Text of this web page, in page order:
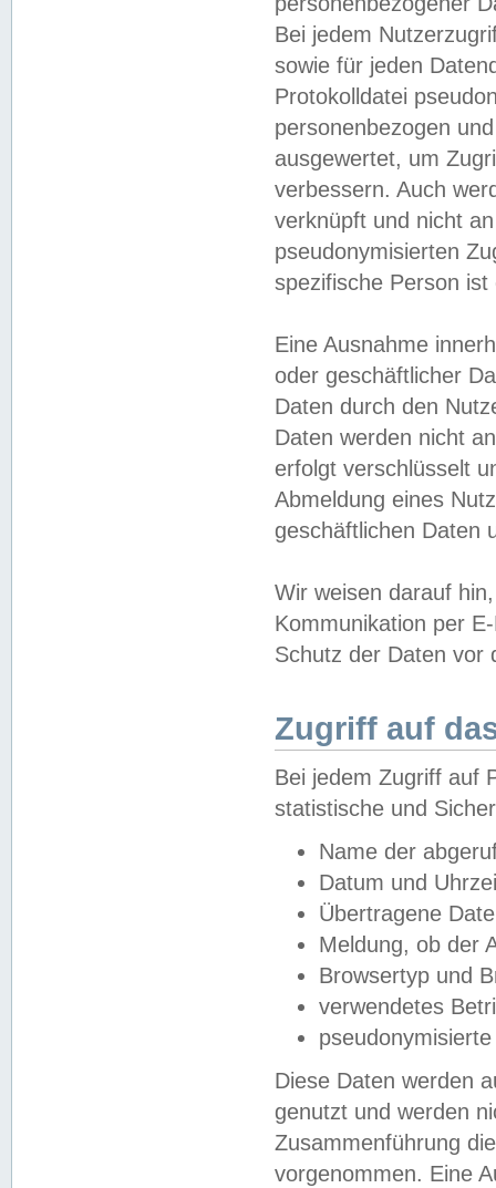
Bei jedem
sowie für jeden
Protokolldatei
personenbezogen
ausgewertet, um
verbessern. Auch
verknüpft und nicht
pseudonymisierten
spezifische Person
Eine Ausnahme
oder geschäftlicher
Daten durch den
Daten werden nicht
erfolgt verschlüsselt
Abmeldung eines
geschäftlichen Daten
Wir weisen darauf
Kommunikation per
Schutz der Daten vor
Zugriff auf
Bei jedem Zugriff auf
statistische und
Name der
Datum und
Übertragene
Meldung, ob der
Browsertyp und
verwendetes
Diese Daten werden
genutzt und werden
Zusammenführung
vorgenommen. Eine